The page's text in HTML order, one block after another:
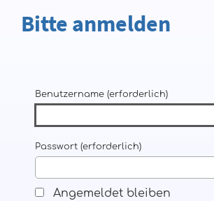
Bitte anmelden
Benutzername (erforderlich)
Passwort (erforderlich)
Angemeldet bleiben